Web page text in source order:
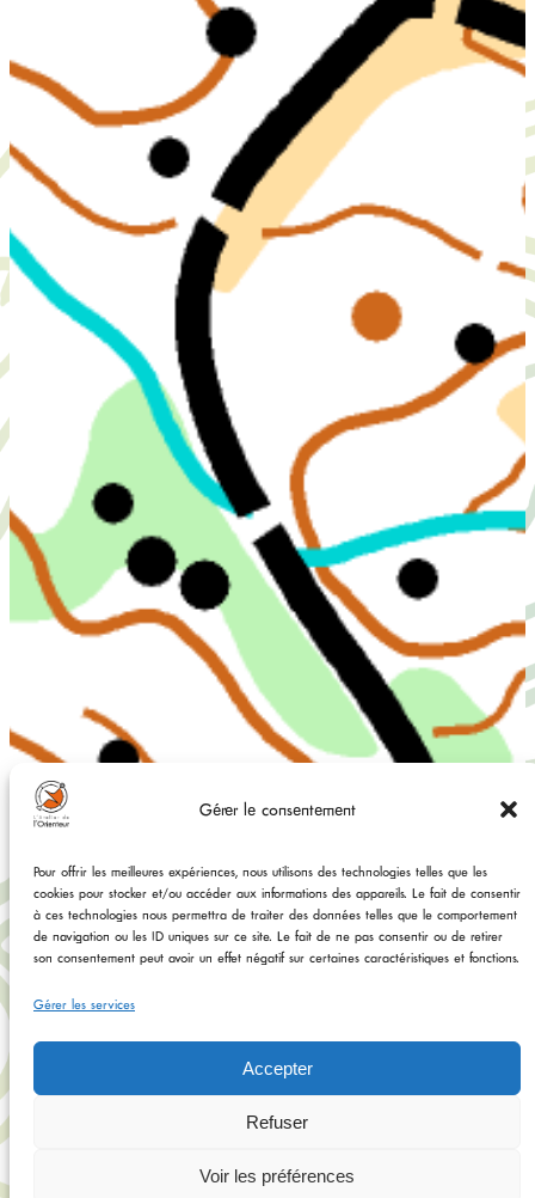
Gérer le consentement
Pour offrir les meilleures expériences, nous utilisons des technologies telles que les
cookies pour stocker et/ou accéder aux informations des appareils. Le fait de consentir
à ces technologies nous permettra de traiter des données telles que le comportement
de navigation ou les ID uniques sur ce site. Le fait de ne pas consentir ou de retirer
son consentement peut avoir un effet négatif sur certaines caractéristiques et fonctions.
Gérer les services
Accepter
Refuser
Voir les préférences